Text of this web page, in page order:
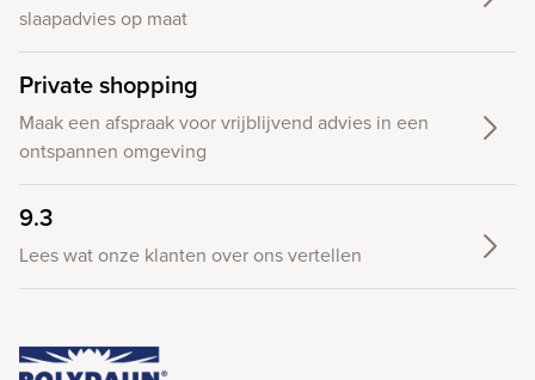
slaapadvies op maat
Private shopping
Maak een afspraak voor vrijblijvend advies in een
ontspannen omgeving
9.3
Lees wat onze klanten over ons vertellen